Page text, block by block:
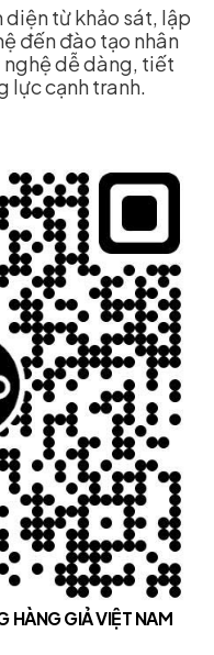
từ khảo sát, lập
đến đào tạo nhân
nghệ dễ dàng, tiết
lực cạnh tranh.
HÀNG GIẢ VIỆT NAM